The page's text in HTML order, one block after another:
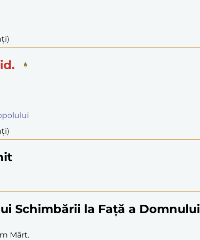
Schimbării la Față a Domnului
Mărt.